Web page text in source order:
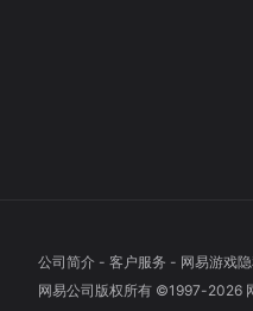
公司简介- 客户服务 - 网易游戏
网易公司版权所有 ©1997-2026